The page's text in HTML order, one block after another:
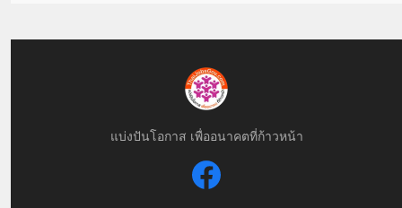
แบ่งปันโอกาส เพื่ออนาคตที่ก้าวหน้า